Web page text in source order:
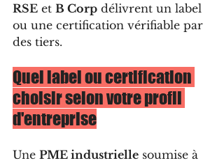
RSE et B Corp délivrent un label
ou une certification vérifiable par
des tiers.
Quel label ou certification
choisir selon votre profil
d'entreprise
Une PME industrielle soumise à